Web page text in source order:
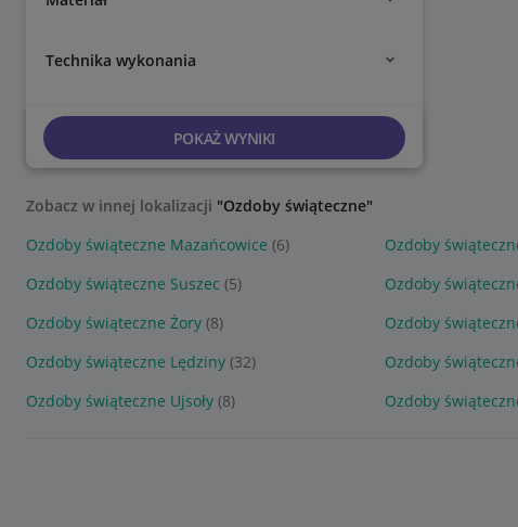
Technika wykonania
POKAŻ WYNIKI
Zobacz w innej lokalizacji "Ozdoby świąteczne"
Ozdoby świąteczne Mazańcowice (6) Ozdoby
Ozdoby świąteczne Suszec (5) Ozdoby
Ozdoby świąteczne Żory (8) Ozdoby
Ozdoby świąteczne Lędziny (32) Ozdoby
Ozdoby świąteczne Ujsoły (8) Ozdoby